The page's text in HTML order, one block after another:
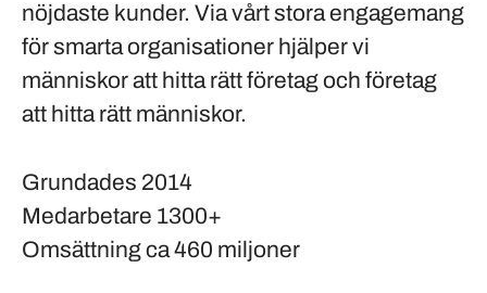
nöjdaste kunder. Via vårt stora engagemang
för smarta organisationer hjälper vi
människor att hitta rätt företag och företag
att hitta rätt människor.
Grundades 2014
Medarbetare 1300+
Omsättningca 460 miljoner